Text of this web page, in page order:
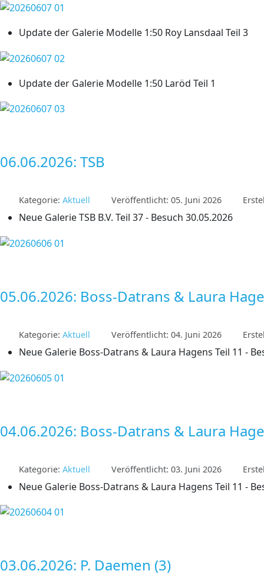
Update der Galerie Modelle 1:50 Roy Lansdaal Teil 3
Update der Galerie Modelle 1:50 Laröd Teil 1
06.06.2026: TSB
Kategorie: Aktuell Veröffentlicht: 05. Juni 2026
Neue Galerie TSB B.V. Teil 37 - Besuch 30.05.2026
05.06.2026: Boss-Datrans & Laura
Kategorie: Aktuell Veröffentlicht: 04. Juni 2026
Neue Galerie Boss-Datrans & Laura Hagens Teil 11 -
04.06.2026: Boss-Datrans & Laura
Kategorie: Aktuell Veröffentlicht: 03. Juni 2026
Neue Galerie Boss-Datrans & Laura Hagens Teil 11 -
03.06.2026: P. Daemen (3)